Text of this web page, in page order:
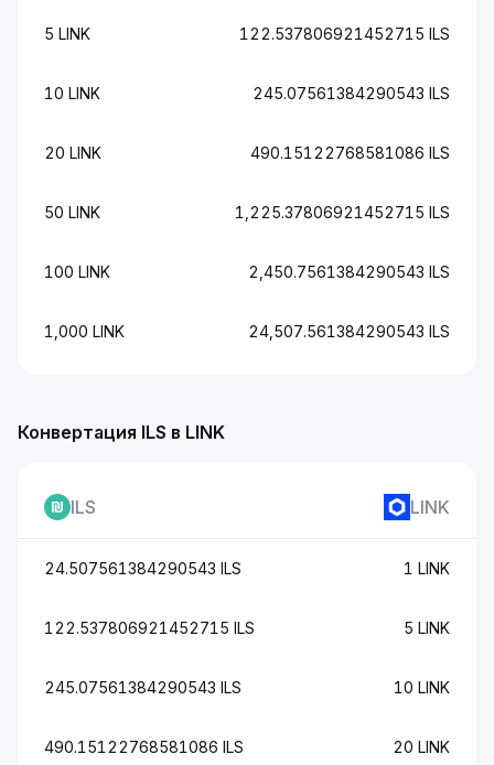
5 LINK 122.537806921452715 ILS
10 LINK 245.07561384290543 ILS
20 LINK 490.15122768581086 ILS
50 LINK 1,225.37806921452715 ILS
100 LINK 2,450.7561384290543 ILS
1,000 LINK 24,507.561384290543 ILS
Конвертация ILS в LINK
ILS LINK
24.507561384290543 ILS 1 LINK
122.537806921452715 ILS 5 LINK
245.07561384290543 ILS 10 LINK
490.15122768581086 ILS 20 LINK